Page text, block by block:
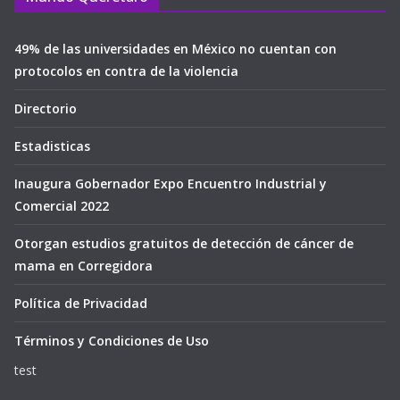
49% de las universidades en México no cuentan con
protocolos en contra de la violencia
Directorio
Estadisticas
Inaugura Gobernador Expo Encuentro Industrial y
Comercial 2022
Otorgan estudios gratuitos de detección de cáncer de
mama en Corregidora
Política de Privacidad
Términos y Condiciones de Uso
test